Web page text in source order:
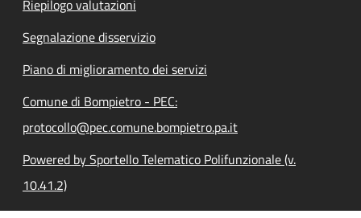
Riepilogo valutazioni
Segnalazione disservizio
Piano di miglioramento dei servizi
Comune di Bompietro - PEC:
protocollo@pec.comune.bompietro.pa.it
Powered by Sportello Telematico Polifunzionale (v.
10.41.2)